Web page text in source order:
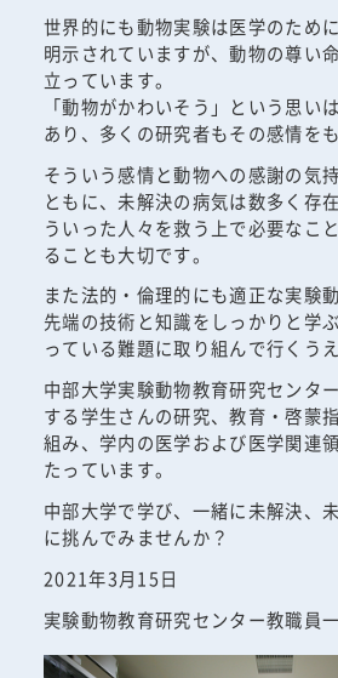
世界的にも動物実験は医学のため
明示されていますが、動物の尊い
立っています。
「動物がかわいそう」という思い
あり、多くの研究者もその感情を
そういう感情と動物への感謝の気
ともに、未解決の病気は数多く存
ういった人々を救う上で必要なこ
ることも大切です。
また法的・倫理的にも適正な実験
先端の技術と知識をしっかりと学
っている難題に取り組んで行くう
中部大学実験動物教育研究センタ
する学生さんの研究、教育・啓蒙
組み、学内の医学および医学関連
たっています。
中部大学で学び、一緒に未解決、
に挑んでみませんか？
2021年3月15日
実験動物教育研究センター教職員